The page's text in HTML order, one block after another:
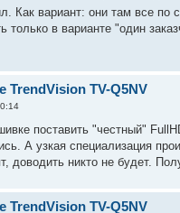
Как вариант: они там все по
в варианте "один
TrendVision TV-Q5NV
поставить "честный"
А узкая специализация
доводить никто не будет.
TrendVision TV-Q5NV